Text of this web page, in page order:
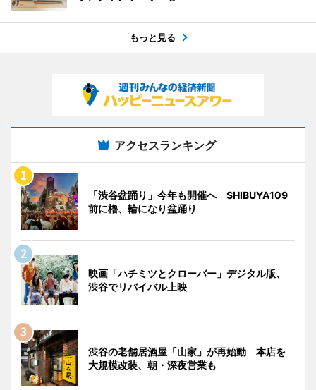
もっと見る
アクセスランキング
「渋谷盆踊り」今年も開催へ SHIBUYA109
前に櫓、輪になり盆踊り
映画「ハチミツとクローバー」デジタル版、
渋谷でリバイバル上映
渋谷の老舗居酒屋「山家」が再始動 本店を
大規模改装、朝・深夜営業も